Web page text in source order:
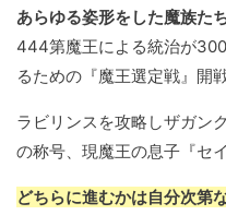
あらゆる姿形をした魔族た
444第魔王による統治が
るための『魔王選定戦』開
ラビリンスを攻略しザガン
の称号、現魔王の息子『セ
どちらに進むかは自分次第